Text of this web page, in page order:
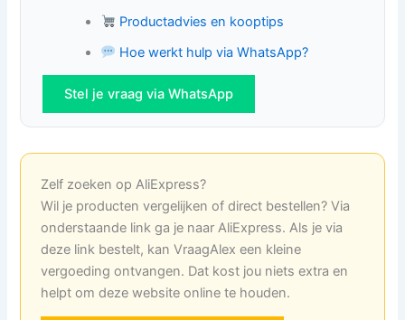
Productadvies en kooptips
Hoe werkt hulp via WhatsApp?
Stel je vraag via WhatsApp
Zelf zoeken op AliExpress?
Wil je producten vergelijken of direct bestellen? Via
onderstaande link ga je naar AliExpress. Als je via
deze link bestelt, kan VraagAlex een kleine
vergoeding ontvangen. Dat kost jou niets extra en
helpt om deze website online te houden.